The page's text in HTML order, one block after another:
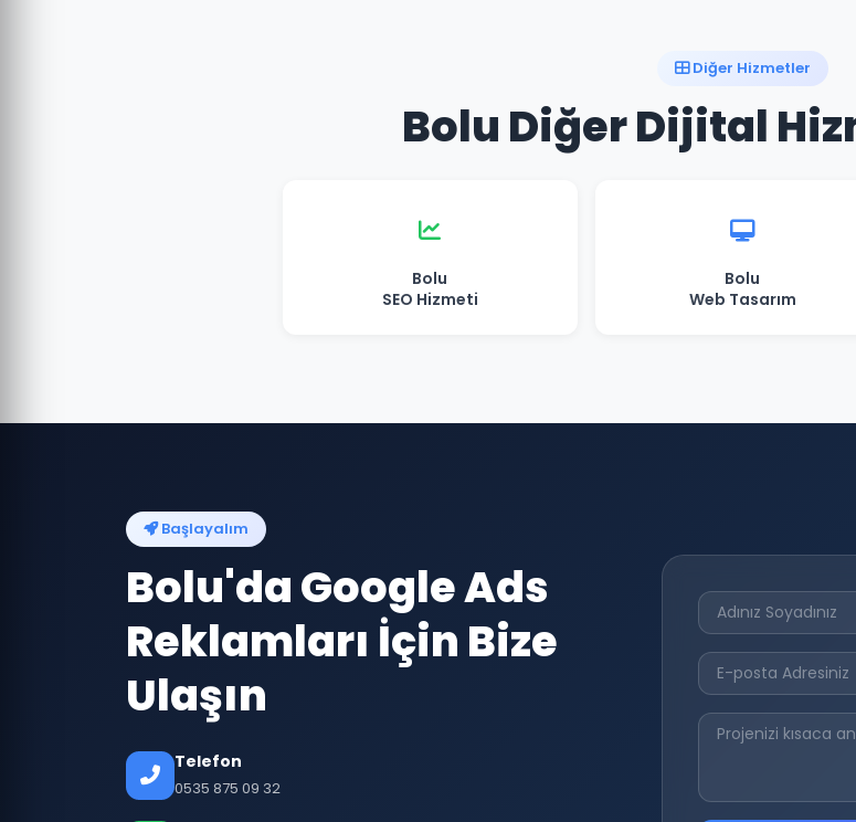
Diğer Hizmetler
Bolu Diğer Dijital
Bolu
SEO Hizmeti
Bolu
Web Tasarım
Başlayalım
Bolu'da Google Ads
Reklamları İçin Bize
Ulaşın
Telefon
0535 875 09 32